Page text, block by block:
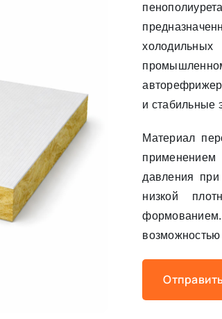
и стабильные
Материал
давления
низкой
возможностью